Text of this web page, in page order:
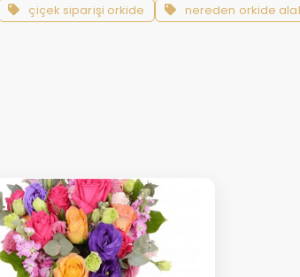
çiçek siparişi orkide nereden orkide